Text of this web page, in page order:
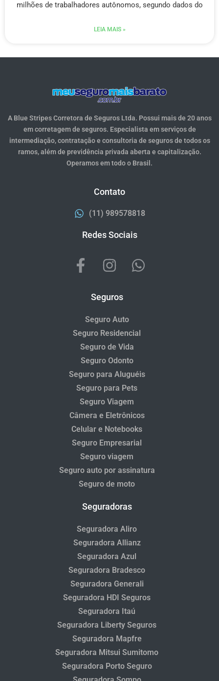
milhões de trabalhadores autônomos, segundo dados do
LEIA MAIS »
A Blue Stripes Corretora de Seguros Ltda. Possui mais de 20 anos
em corretagem de seguros. Especialista em serviços de
intermediação, contratação e consultoria de seguros de todos os
ramos, além de previdência privada aberta e capitalização.
Operamos em todo o Brasil.
Contato
(11) 989578818
Redes Sociais
Seguros
Seguro Auto
Seguro Residencial
Seguro de Vida
Seguro Odonto
Seguro para Aluguéis
Seguro para Pets
Seguro Viagem
Câmera e Eletrônicos
Celular e Notebooks
Seguro Empresarial
Seguro viagem
Seguro auto por assinatura
Seguro de moto
Seguradoras
Seguradora Aliro
Seguradora Allianz
Seguradora Azul
Seguradora Bradesco
Seguradora Generali
Seguradora HDI Seguros
Seguradora Itaú
Seguradora Liberty Seguros
Seguradora Mapfre
Seguradora Mitsui Sumitomo
Seguradora Porto Seguro